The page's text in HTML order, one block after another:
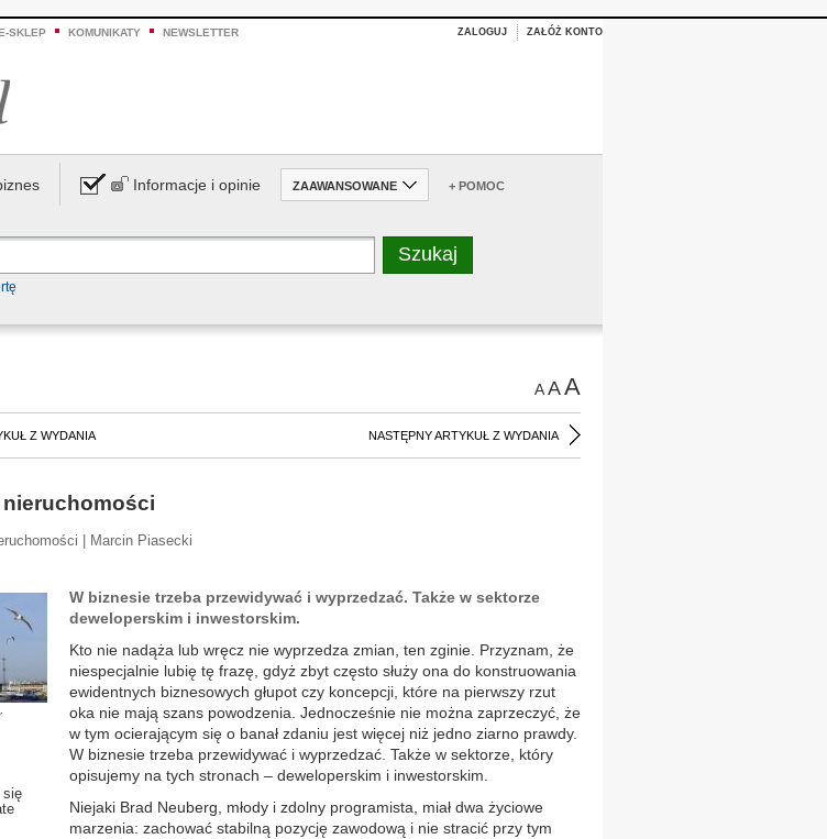
SKLEP KOMUNIKATY NEWSLETTER ZALOGUJ ZAŁÓŻ KONTO
Informacje i opinie ZAAWANSOWANE + POMOC
AAA
Z WYDANIA NASTĘPNY ARTYKUŁ Z WYDANIA
nieruchomości
| Marcin Piasecki
się
W biznesie trzeba przewidywać i wyprzedzać. Także w sektorze
deweloperskim i inwestorskim.
Kto nie nadąża lub wręcz nie wyprzedza zmian, ten zginie. Przyznam, że
niespecjalnie lubię tę frazę, gdyż zbyt często służy ona do konstruowania
ewidentnych biznesowych głupot czy koncepcji, które na pierwszy rzut
oka nie mają szans powodzenia. Jednocześnie nie można zaprzeczyć, że
w tym ocierającym się o banał zdaniu jest więcej niż jedno ziarno prawdy.
W biznesie trzeba przewidywać i wyprzedzać. Także w sektorze, który
opisujemy na tych stronach – deweloperskim i inwestorskim.
Niejaki Brad Neuberg, młody i zdolny programista, miał dwa życiowe
marzenia: zachować stabilną pozycję zawodową i nie stracić przy tym